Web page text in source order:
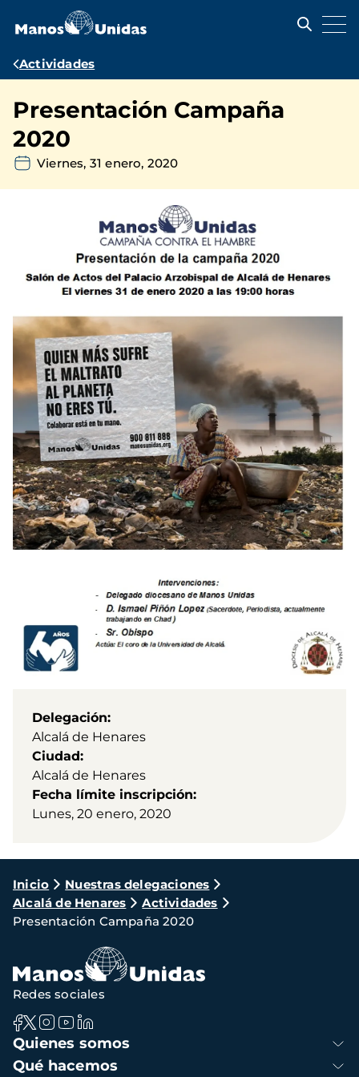
contenido
Ruta
navegación
Actividades
Presentación Campaña
2020
Viernes, 31 enero, 2020
Delegación
Alcalá de Henares
Ciudad
Alcalá de Henares
Fecha límite inscripción
Lunes, 20 enero, 2020
Ruta
de
navegación
Inicio
Nuestras delegaciones
Alcalá de Henares
Actividades
Presentación Campaña 2020
Navegación
principal
Quienes somos
Qué hacemos
Redes sociales